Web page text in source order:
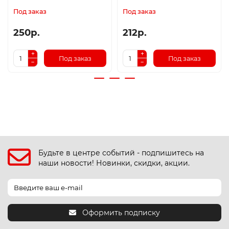
Под заказ
250р.
Под заказ
Под заказ
212р.
Под заказ
Будьте в центре событий - подпишитесь на
наши новости! Новинки, скидки, акции.
Оформить подписку